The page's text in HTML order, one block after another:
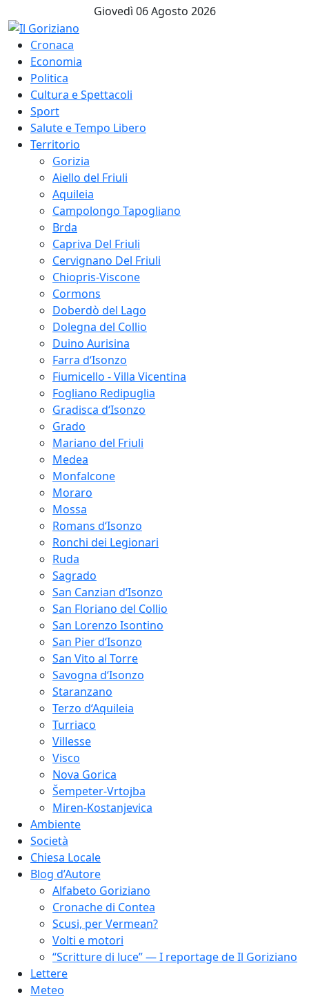
Giovedì 06 Agosto 2026
Cronaca
Economia
Politica
Cultura e Spettacoli
Sport
Salute e Tempo Libero
Territorio
Gorizia
Aiello del Friuli
Aquileia
Campolongo Tapogliano
Brda
Capriva Del Friuli
Cervignano Del Friuli
Chiopris-Viscone
Cormons
Doberdò del Lago
Dolegna del Collio
Duino Aurisina
Farra d‘Isonzo
Fiumicello - Villa Vicentina
Fogliano Redipuglia
Gradisca d‘Isonzo
Grado
Mariano del Friuli
Medea
Monfalcone
Moraro
Mossa
Romans d‘Isonzo
Ronchi dei Legionari
Ruda
Sagrado
San Canzian d‘Isonzo
San Floriano del Collio
San Lorenzo Isontino
San Pier d‘Isonzo
San Vito al Torre
Savogna d‘Isonzo
Staranzano
Terzo d‘Aquileia
Turriaco
Villesse
Visco
Nova Gorica
Šempeter-Vrtojba
Miren-Kostanjevica
Ambiente
Società
Chiesa Locale
Blog d’Autore
Alfabeto Goriziano
Cronache di Contea
Scusi, per Vermean?
Volti e motori
“Scritture di luce” — I reportage de Il Goriziano
Lettere
Meteo